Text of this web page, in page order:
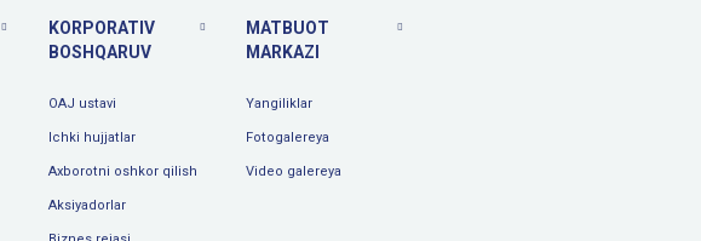
KORPORATIV
BOSHQARUV
OAJ ustavi
Ichki hujjatlar
Axborotni oshkor qilish
Aksiyadorlar
MATBUOT
MARKAZI
Yangiliklar
Fotogalereya
Video galereya